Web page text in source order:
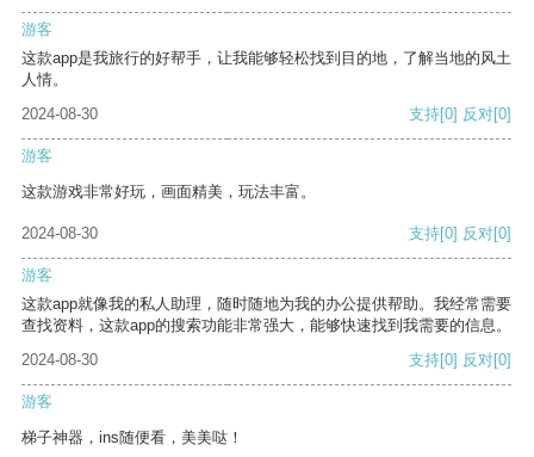
游客
这款app是我旅行的好帮手，让我能够轻松找到目的地，了解当地的风土
人情。
2024-08-30
支持[0] 反对[0]
游客
这款游戏非常好玩，画面精美，玩法丰富。
2024-08-30 支持[0] 反对[0]
游客
这款app就像我的私人助理，随时随地为我的办公提供帮助。我经常需要
查找资料，这款app的搜索功能非常强大，能够快速找到我需要的信息。
2024-08-30
支持[0] 反对[0]
游客
梯子神器，ins随便看，美美哒！